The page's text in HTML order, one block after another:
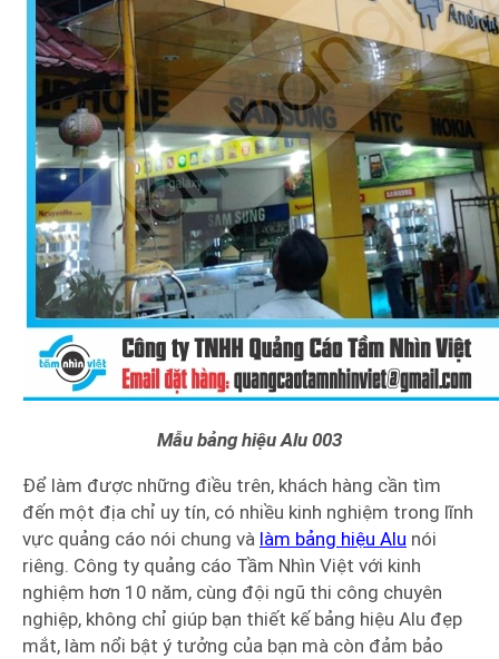
Mẫu bảng hiệu Alu 003
Để làm được những điều trên, khách hàng cần tìm
đến một địa chỉ uy tín, có nhiều kinh nghiệm trong lĩnh
vực quảng cáo nói chung và làm bảng hiệu Alu nói
riêng. Công ty quảng cáo Tầm Nhìn Việt với kinh
nghiệm hơn 10 năm, cùng đội ngũ thi công chuyên
nghiệp, không chỉ giúp bạn thiết kế bảng hiệu Alu đẹp
mắt, làm nổi bật ý tưởng của bạn mà còn đảm bảo